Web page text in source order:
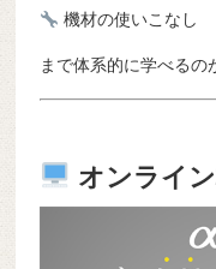
機材の使いこなし
まで体系的に学べるの
オンライ